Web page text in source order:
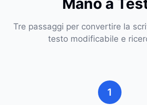
Tre passaggi per convertire la
testo modificabile e
1